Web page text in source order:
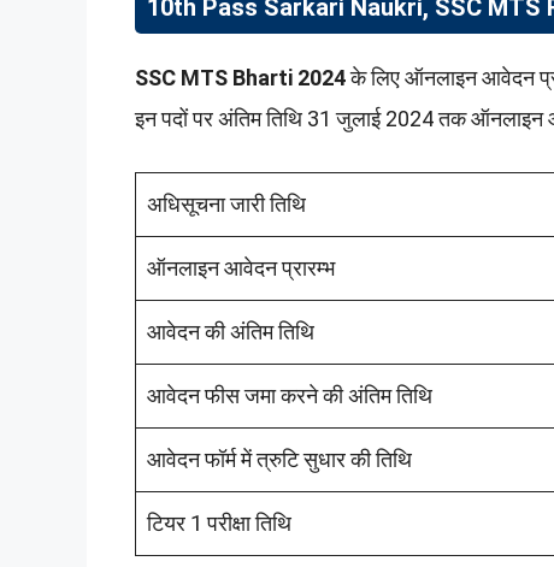
10th Pass Sarkari Naukri, SSC MTS
SSC MTS Bharti 2024के लिए ऑनलाइन आवेदन
इन पदों पर अंतिम तिथि 31 जुलाई 2024 तक
अधिसूचना जारी तिथि
ऑनलाइन आवेदन प्रारम्भ
आवेदन की अंतिम तिथि
आवेदन फीस जमा करने की अंतिम तिथि
आवेदन फॉर्म में त्रुटि सुधार की तिथि
टियर 1 परीक्षा तिथि